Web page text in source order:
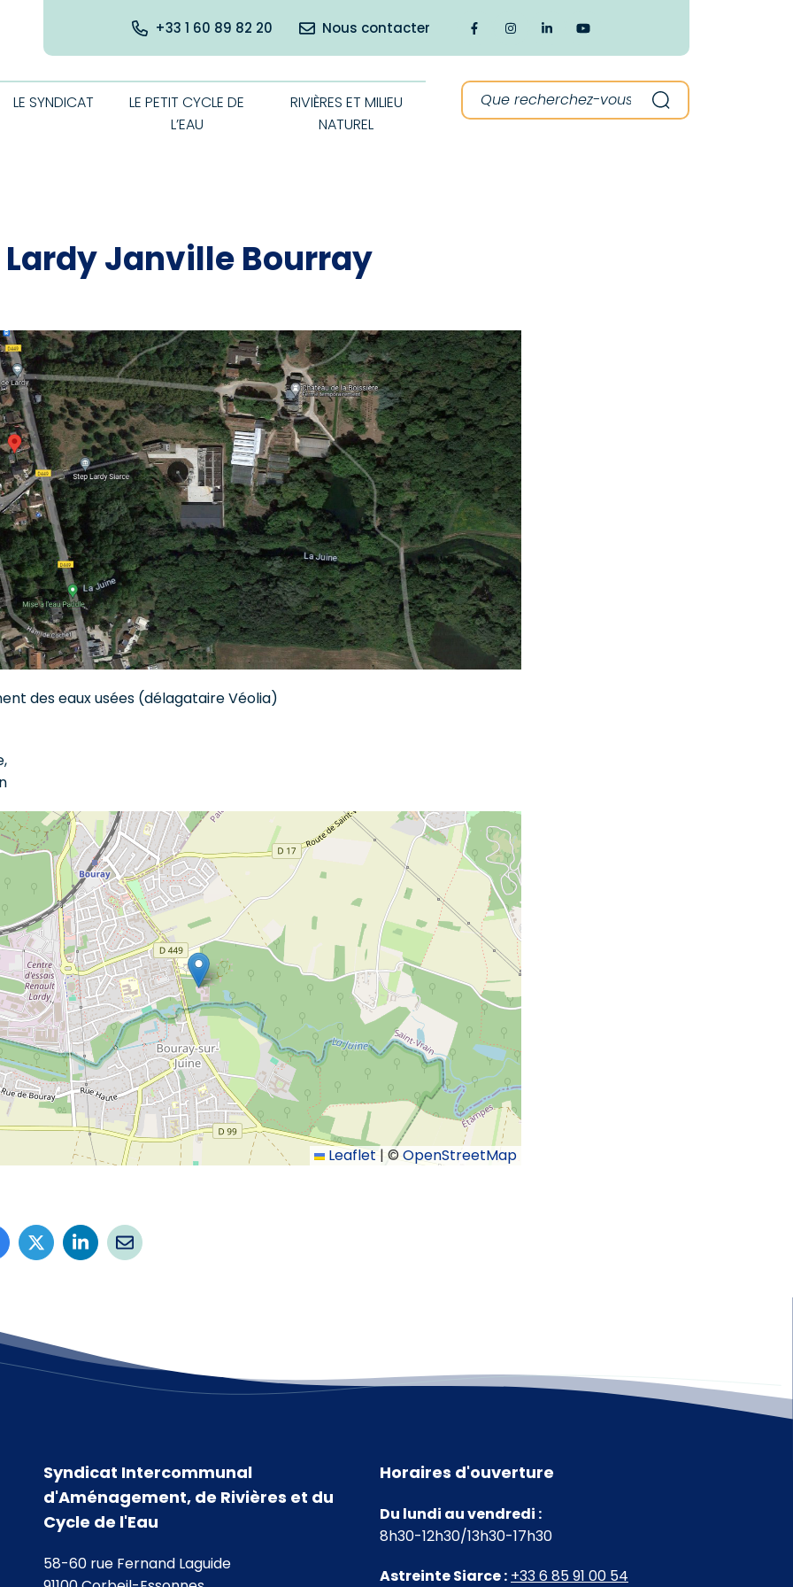
+33 1 60 89 82 20 Nous contacter Lien vers le compte Facebook
Lien vers le compte Instagram
Lien vers le compte Linkedin
Lien vers la chaîne Youtube
LE SYNDICAT
LE PETIT CYCLE DE
L’EAU
RIVIÈRES ET MILIEU
NATUREL
Recherche :
Recherche
Lardy Janville Bourray
des eaux usées (délagataire Véolia)
Leaflet |©OpenStreetMap
Syndicat Intercommunal
d'Aménagement, de Rivières et du
Cycle de l'Eau
58-60 rue Fernand Laguide
Horaires d'ouverture
Du lundi au vendredi :
8h30-12h30/13h30-17h30
Astreinte Siarce : +33 6 85 91 00 54